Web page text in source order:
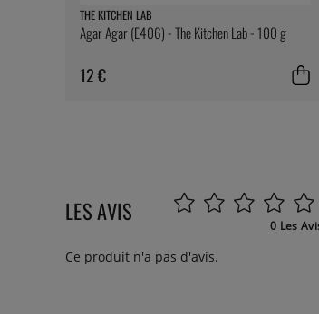
THE KITCHEN LAB
Agar Agar (E406) - The Kitchen Lab - 100 g
12 €
LES AVIS 0 Les
Ce produit n'a pas d'avis.